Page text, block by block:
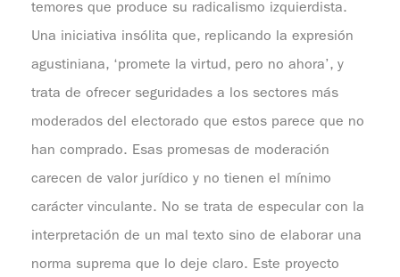
temores que produce su radicalismo izquierdista.
Una iniciativa insólita que, replicando la expresión
agustiniana, ‘promete la virtud, pero no ahora’, y
trata de ofrecer seguridades a los sectores más
moderados del electorado que estos parece que no
han comprado. Esas promesas de moderación
carecen de valor jurídico y no tienen el mínimo
carácter vinculante. No se trata de especular con la
interpretación de un mal texto sino de elaborar una
norma suprema que lo deje claro. Este proyecto